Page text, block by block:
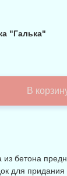
"Галька"
В
из бетона
для придания